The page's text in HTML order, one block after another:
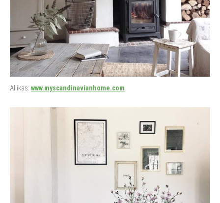
Allikas: www.myscandinavianhome.com